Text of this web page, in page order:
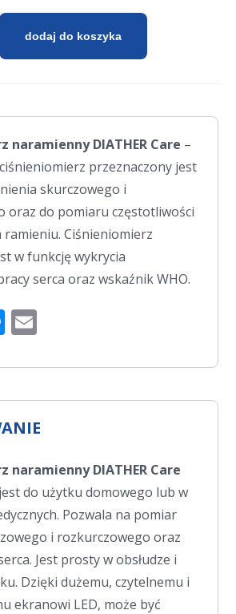
dodaj do koszyka
naramienny DIATHER Care –
przeznaczony jest
skurczowego i
oraz do pomiaru częstotliwości
ramieniu. Ciśnieniomierz
w funkcję wykrycia
serca oraz wskaźnik WHO.
Messenger
naramienny DIATHER Care
do użytku domowego lub w
Pozwala na pomiar
i rozkurczowego oraz
Jest prosty w obsłudze i
Dzięki dużemu, czytelnemu i
ekranowi LED, może być